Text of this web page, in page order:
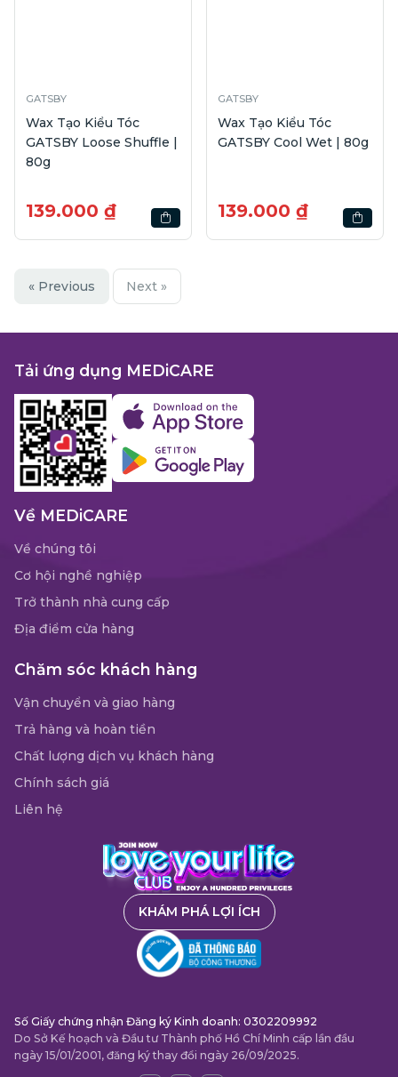
GATSBY
Wax Tạo Kiểu Tóc
GATSBY Loose Shuffle |
80g
139.000 ₫
GATSBY
Wax Tạo Kiểu Tóc
GATSBY Cool Wet | 80g
139.000 ₫
« Previous Next »
Tải ứng dụng MEDiCARE
Về MEDiCARE
Về chúng tôi
Cơ hội nghề nghiệp
Trở thành nhà cung cấp
Địa điểm cửa hàng
Chăm sóc khách hàng
Vận chuyển và giao hàng
Trả hàng và hoàn tiền
Chất lượng dịch vụ khách hàng
Chính sách giá
Liên hệ
KHÁM PHÁ LỢI ÍCH
Số Giấy chứng nhận Đăng ký Kinh doanh: 0302209992
Do Sở Kế hoạch và Đầu tư Thành phố Hồ Chí Minh cấp lần đầu
ngày 15/01/2001, đăng ký thay đổi ngày 26/09/2025.